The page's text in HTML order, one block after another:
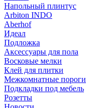
Напольный плинтус
Arbiton INDO
Aberhof
Идеал
Подложка
Аксессуары для пола
Восковые мелки
Клей для плитки
Межкомнатные пороги
Подкладки под мебель
Розетты